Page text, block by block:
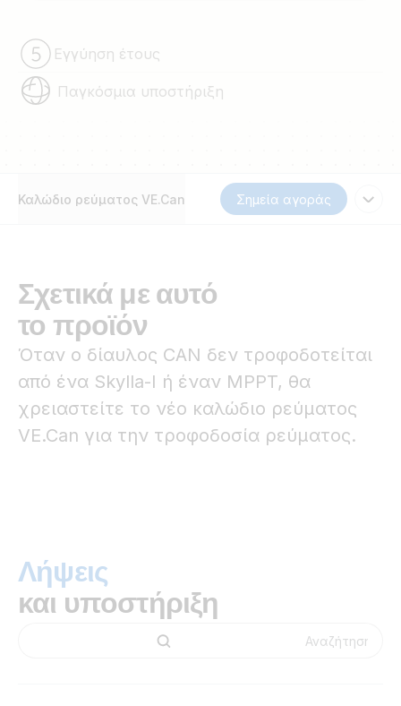
Εγγύηση έτους
Παγκόσμια υποστήριξη
Καλώδιο ρεύματος VE.Can Σημεία αγοράς
Σχετικά με αυτό
το προϊόν
Όταν ο δίαυλος CAN δεν τροφοδοτείται
από ένα Skylla-I ή έναν MPPT, θα
χρειαστείτε το νέο καλώδιο ρεύματος
VE.Can για την τροφοδοσία ρεύματος.
Λήψεις
και υποστήριξη